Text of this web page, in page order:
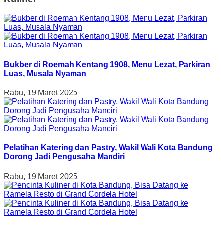
Bukber di Roemah Kentang 1908, Menu Lezat, Parkiran
Luas, Musala Nyaman
Rabu, 19 Maret 2025
Pelatihan Katering dan Pastry, Wakil Wali Kota Bandung
Dorong Jadi Pengusaha Mandiri
Rabu, 19 Maret 2025